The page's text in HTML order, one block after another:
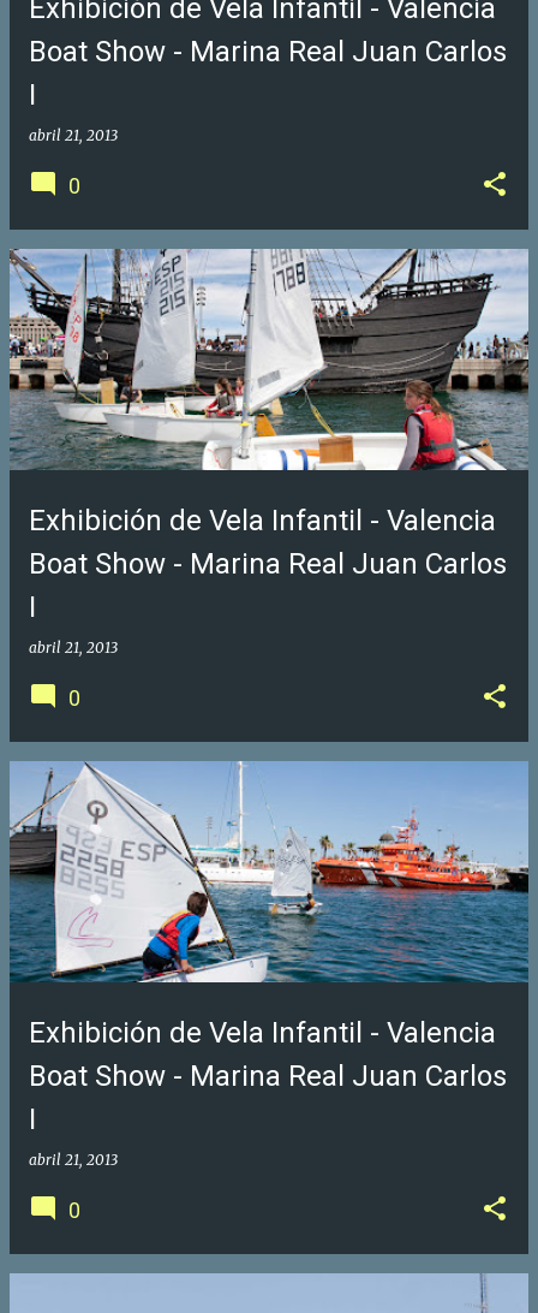
Exhibición de Vela Infantil - Valencia
Boat Show - Marina Real Juan Carlos
I
abril 21, 2013
0
Exhibición de Vela Infantil - Valencia
Boat Show - Marina Real Juan Carlos
I
abril 21, 2013
0
Exhibición de Vela Infantil - Valencia
Boat Show - Marina Real Juan Carlos
I
abril 21, 2013
0